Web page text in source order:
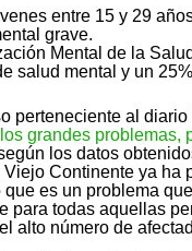
entre 15 y 29
grave.
Mental de la
salud mental y un
perteneciente al
grandes problemas,
los datos
Continente ya ha
que es un problema
para todas aquellas
alto número de